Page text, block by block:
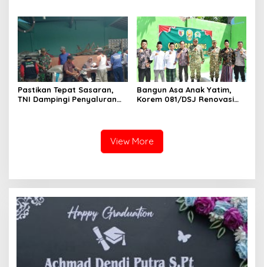
Bangun Madura
Pastikan Tepat Sasaran,
TNI Dampingi Penyaluran
Bangun Asa Anak Yatim,
Korem 081/DSJ Renovasi
View More